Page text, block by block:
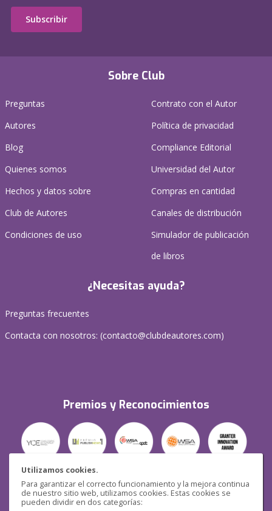
Utilizamos cookies.
Para garantizar el correcto funcionamiento y la mejora continua
de nuestro sitio web, utilizamos cookies. Estas cookies se
pueden dividir en dos categorías:
Sobre Club
Preguntas
Autores
Blog
Quienes somos
Hechos y datos sobre
Club de Autores
Condiciones de uso
Contrato con el Autor
Política de privacidad
Compliance Editorial
Universidad del Autor
Compras en cantidad
Canales de distribución
Simulador de publicación
de libros
¿Necesitas ayuda?
Preguntas frecuentes
Contacta con nosotros: (contacto@clubdeautores.com)
Premios y Reconocimientos
Seguridad
Subscribir